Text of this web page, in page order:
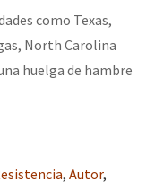
como Texas,
North Carolina
huelga de hambre
, Autor,